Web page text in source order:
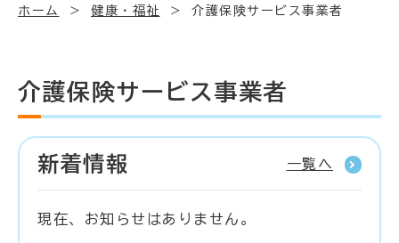
ホーム 健康・福祉 介護保険サービス事業者
介護保険サービス事業者
新着情報 一覧へ
現在、お知らせはありません。